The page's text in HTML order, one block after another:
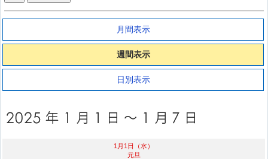
月間表示
週間表示
日別表示
1月1日（水）
元旦